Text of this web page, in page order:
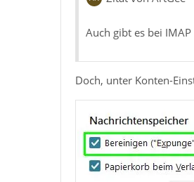
Auch gibt es bei
Doch, unter Konten-